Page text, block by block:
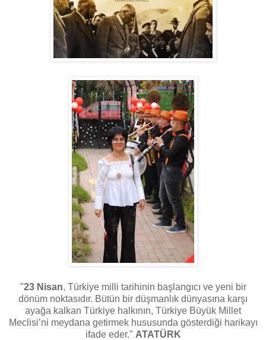
"23 Nisan, Türkiye milli tarihinin başlangıcı ve yeni bir
dönüm noktasıdır. Bütün bir düşmanlık dünyasına karşı
ayağa kalkan Türkiye halkının, Türkiye Büyük Millet
Meclisi’ni meydana getirmek hususunda gösterdiği harikayı
ifade eder." ATATÜRK